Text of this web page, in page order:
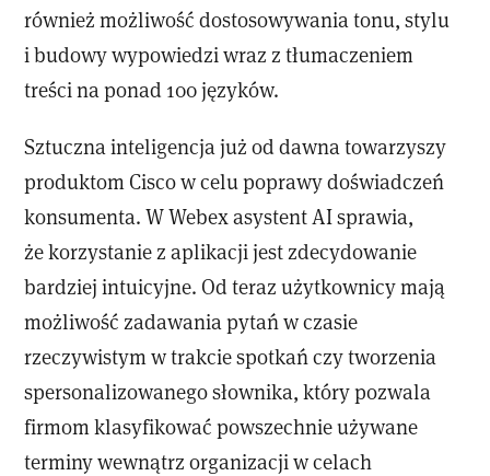
również możliwość dostosowywania tonu, stylu
i budowy wypowiedzi wraz z tłumaczeniem
treści na ponad 100 języków.
Sztuczna inteligencja już od dawna towarzyszy
produktom Cisco w celu poprawy doświadczeń
konsumenta. W Webex asystent AI sprawia,
że korzystanie z aplikacji jest zdecydowanie
bardziej intuicyjne. Od teraz użytkownicy mają
możliwość zadawania pytań w czasie
rzeczywistym w trakcie spotkań czy tworzenia
spersonalizowanego słownika, który pozwala
firmom klasyfikować powszechnie używane
terminy wewnątrz organizacji w celach